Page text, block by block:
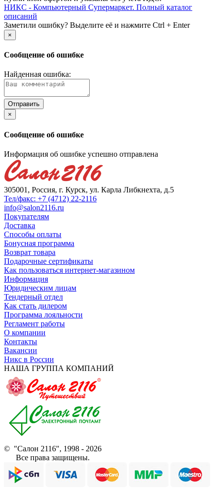
НИКС - Компьютерный Cупермаркет. Полный каталог
описаний
Заметили ошибку? Выделите её и нажмите Ctrl + Enter
×
Сообщение об ошибке
Найденная ошибка:
×
Сообщение об ошибке
Информация об ошибке успешно отправлена
305001, Россия, г. Курск, ул. Карла Либкнехта, д.5
Тел/факс: +7 (4712) 22-2116
info@salon2116.ru
Покупателям
Доставка
Способы оплаты
Бонусная программа
Возврат товара
Подарочные сертификаты
Как пользоваться интернет-магазином
Информация
Юридическим лицам
Тендерный отдел
Как стать дилером
Программа лояльности
Регламент работы
О компании
Контакты
Вакансии
Никс в России
НАША ГРУППА КОМПАНИЙ
© "Салон 2116", 1998 - 2026
Все права защищены.